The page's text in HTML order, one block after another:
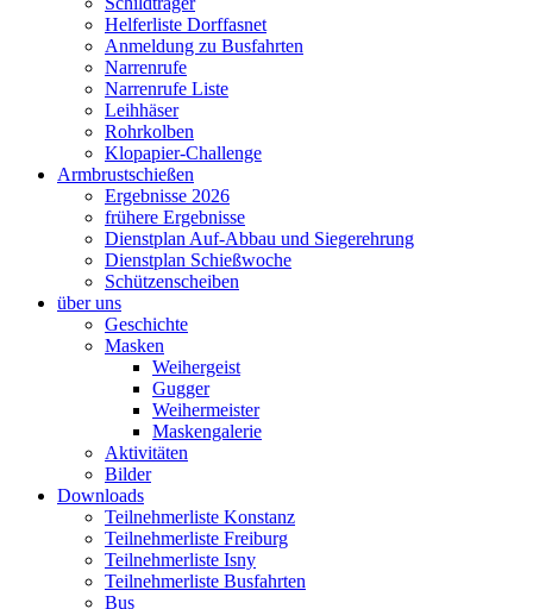
Helferliste Dorffasnet
Anmeldung zu Busfahrten
Narrenrufe
Narrenrufe Liste
Leihhäser
Rohrkolben
Klopapier-Challenge
Armbrustschießen
Ergebnisse 2026
frühere Ergebnisse
Dienstplan Auf-Abbau und Siegerehrung
Dienstplan Schießwoche
Schützenscheiben
über uns
Geschichte
Masken
Weihergeist
Gugger
Weihermeister
Maskengalerie
Aktivitäten
Bilder
Downloads
Teilnehmerliste Konstanz
Teilnehmerliste Freiburg
Teilnehmerliste Isny
Teilnehmerliste Busfahrten
Bus